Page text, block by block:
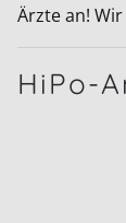
Ärzte an!
HiPo-